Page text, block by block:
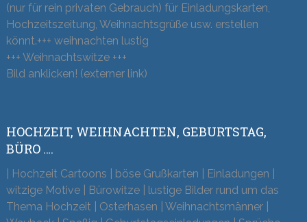
(nur für rein privaten Gebrauch) für Einladungskarten,
Hochzeitszeitung, Weihnachtsgrüße usw. erstellen
könnt.+++ weihnachten lustig
+++ Weihnachtswitze +++
Bild anklicken! (externer link)
HOCHZEIT, WEIHNACHTEN, GEBURTSTAG,
BÜRO ….
| Hochzeit Cartoons | böse Grußkarten | Einladungen |
witzige Motive | Bürowitze | lustige Bilder rund um das
Thema Hochzeit | Osterhasen | Weihnachtsmänner |